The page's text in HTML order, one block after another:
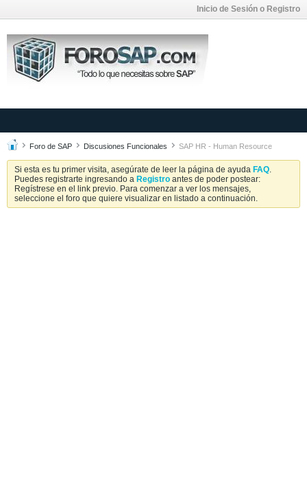
Inicio de Sesión o Registro
Foro de SAP Discusiones Funcionales SAP HR - Human Resource
Si esta es tu primer visita, asegúrate de leer la página de ayuda FAQ.
Puedes registrarte ingresando a Registro antes de poder postear:
Regístrese en el link previo. Para comenzar a ver los mensajes,
seleccione el foro que quiere visualizar en listado a continuación.